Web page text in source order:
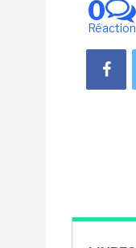
0
Réaction